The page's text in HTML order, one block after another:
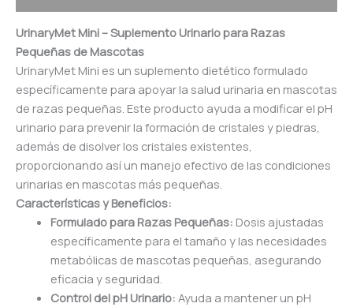
UrinaryMet Mini – Suplemento Urinario para Razas
Pequeñas de Mascotas
UrinaryMet Mini es un suplemento dietético formulado
específicamente para apoyar la salud urinaria en mascotas
de razas pequeñas. Este producto ayuda a modificar el pH
urinario para prevenir la formación de cristales y piedras,
además de disolver los cristales existentes,
proporcionando así un manejo efectivo de las condiciones
urinarias en mascotas más pequeñas.
Características y Beneficios:
Formulado para Razas Pequeñas: Dosis ajustadas
específicamente para el tamaño y las necesidades
metabólicas de mascotas pequeñas, asegurando
eficacia y seguridad.
Control del pH Urinario: Ayuda a mantener un pH